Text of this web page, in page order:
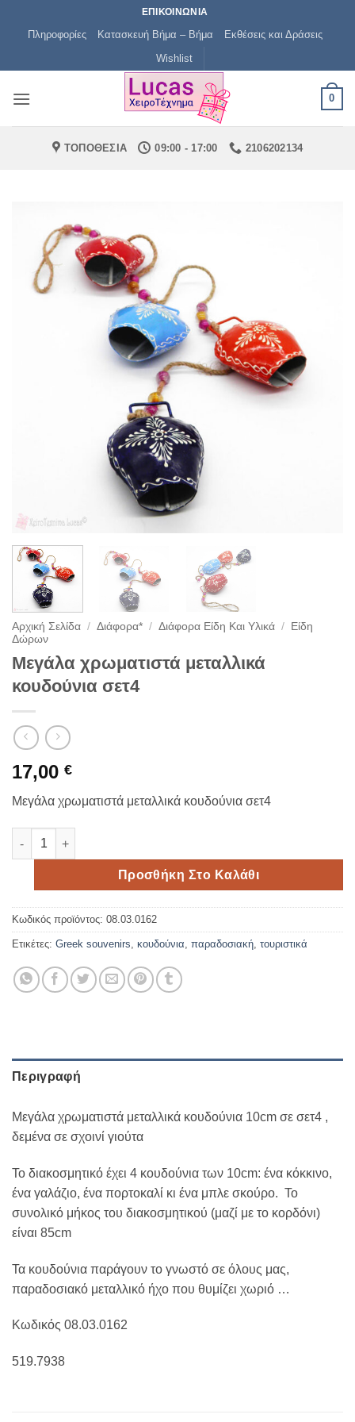
ΕΠΙΚΟΙΝΩΝΙΑ
Πληροφορίες Κατασκευή Βήμα – Βήμα
Εκθέσεις και Δράσεις
Wishlist
0
ΤΟΠΟΘΕΣΙΑ 09:00 - 17:00 2106202134
Αρχική Σελίδα / Διάφορα* / Διάφορα Είδη Και Υλικά /
Είδη
Δώρων
Μεγάλα χρωματιστά μεταλλικά
κουδούνια σετ4
17,00 €
Μεγάλα χρωματιστά μεταλλικά κουδούνια σετ4
Μεγάλα χρωματιστά μεταλλικά κουδούνια σετ4 ποσότητα
Προσθήκη Στο Καλάθι
Κωδικός προϊόντος: 08.03.0162
Ετικέτες: Greek souvenirs, κουδούνια, παραδοσιακή, τουριστικά
Περιγραφή
Μεγάλα χρωματιστά μεταλλικά κουδούνια 10cm σε σετ4 ,
δεμένα σε σχοινί γιούτα
Το διακοσμητικό έχει 4 κουδούνια των 10cm: ένα κόκκινο,
ένα γαλάζιο, ένα πορτοκαλί κι ένα μπλε σκούρο. Το
συνολικό μήκος του διακοσμητικού (μαζί με το κορδόνι)
είναι 85cm
Τα κουδούνια παράγουν το γνωστό σε όλους μας,
παραδοσιακό μεταλλικό ήχο που θυμίζει χωριό …
Κωδικός 08.03.0162
519.7938